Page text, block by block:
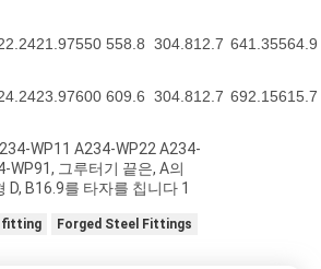
21.97550 558.8 304.812.7 641.35564.9
23.97600 609.6 304.812.7 692.15615.7
fitting Forged Steel Fittings